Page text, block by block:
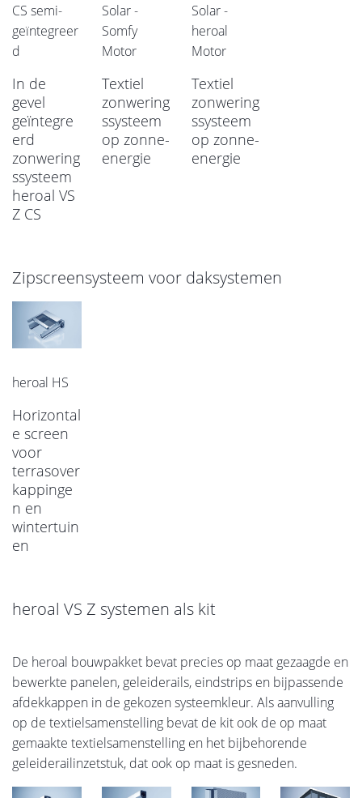
CS semi-
geïntegreer
d
In de
gevel
geïntegre
erd
zonwering
ssysteem
heroal VS
Z CS
Solar -
Somfy
Motor
Textiel
zonwering
ssysteem
op zonne-
energie
Solar -
heroal
Motor
Textiel
zonwering
ssysteem
op zonne-
energie
Zipscreensysteem voor daksystemen
heroal HS
Horizontal
e screen
voor
terrasover
kappinge
n en
wintertuin
en
heroal VS Z systemen als kit
De heroal bouwpakket bevat precies op maat gezaagde en
bewerkte panelen, geleiderails, eindstrips en bijpassende
afdekkappen in de gekozen systeemkleur. Als aanvulling
op de textielsamenstelling bevat de kit ook de op maat
gemaakte textielsamenstelling en het bijbehorende
geleiderailinzetstuk, dat ook op maat is gesneden.